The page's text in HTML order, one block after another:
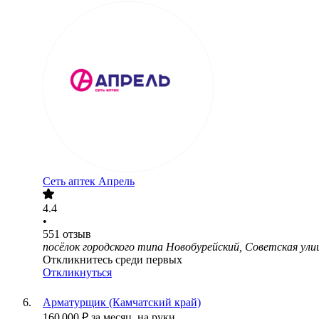
Сеть аптек Апрель
4.4
•
551 отзыв
посёлок городского типа Новобурейский, Советская
Откликнитесь среди первых
Откликнуться
Арматурщик (Камчатский край)